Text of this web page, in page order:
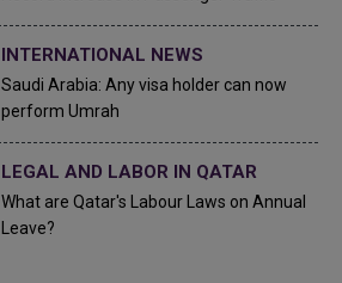
INTERNATIONAL NEWS
Saudi Arabia: Any visa holder can now
perform Umrah
LEGAL AND LABOR IN QATAR
What are Qatar's Labour Laws on Annual
Leave?